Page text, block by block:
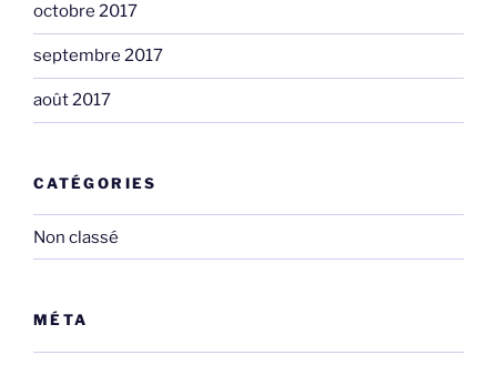
octobre 2017
septembre 2017
août 2017
CATÉGORIES
Non classé
MÉTA